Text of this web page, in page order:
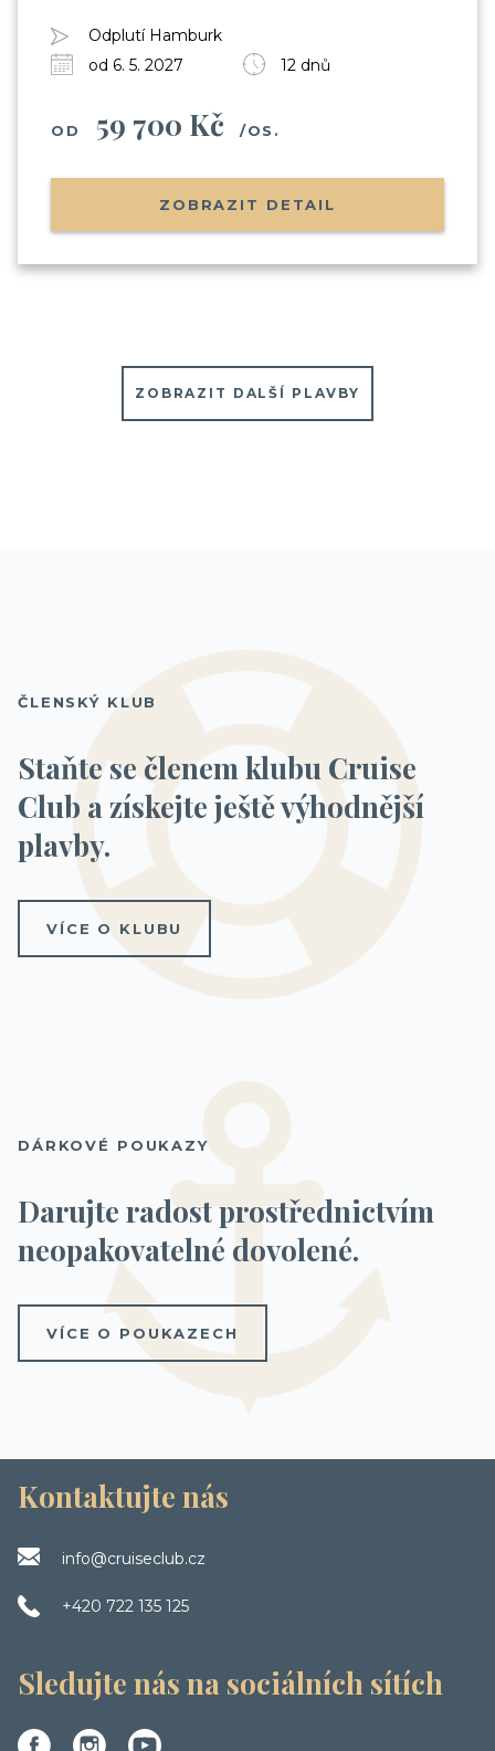
Odplutí Hamburk
od 6. 5. 2027
12 dnů
OD 59 700 Kč /OS.
ZOBRAZIT DETAIL
ZOBRAZIT DALŠÍ PLAVBY
ČLENSKÝ KLUB
Staňte se členem klubu Cruise
Club a získejte ještě výhodnější
plavby.
VÍCE O KLUBU
DÁRKOVÉ POUKAZY
Darujte radost prostřednictvím
neopakovatelné dovolené.
VÍCE O POUKAZECH
Kontaktujte nás
info@cruiseclub.cz
+420 722 135 125
Sledujte nás na sociálních sítích